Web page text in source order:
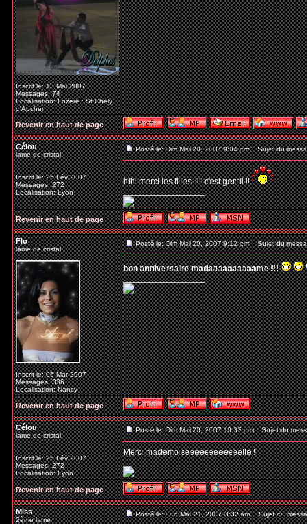
Inscrit le: 13 Mai 2007
Messages: 74
Localisation: Lozère : St Chély
d'Apcher
Revenir en haut de page
Célou
lame de cristal
Inscrit le: 25 Fév 2007
Messages: 272
Localisation: Lyon
Posté le: Dim Mai 20, 2007 9:04 pm Sujet du
hihi merci les filles !!!! c'est gentil !!
_________________
Revenir en haut de page
Flo
lame de cristal
Inscrit le: 05 Mar 2007
Messages: 336
Localisation: Nancy
Posté le: Dim Mai 20, 2007 9:12 pm Sujet du
bon anniversaire madaaaaaaaaaame !!!
_________________
Revenir en haut de page
Célou
lame de cristal
Inscrit le: 25 Fév 2007
Messages: 272
Localisation: Lyon
Posté le: Dim Mai 20, 2007 10:33 pm Sujet du
Merci mademoiseeeeeeeeeeeelle !
_________________
Revenir en haut de page
Miss
2ème lame
Posté le: Lun Mai 21, 2007 8:32 am Sujet du